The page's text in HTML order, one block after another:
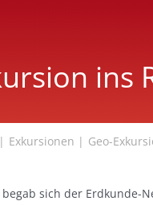
ins
Exkursionen Geo-
begab sich der